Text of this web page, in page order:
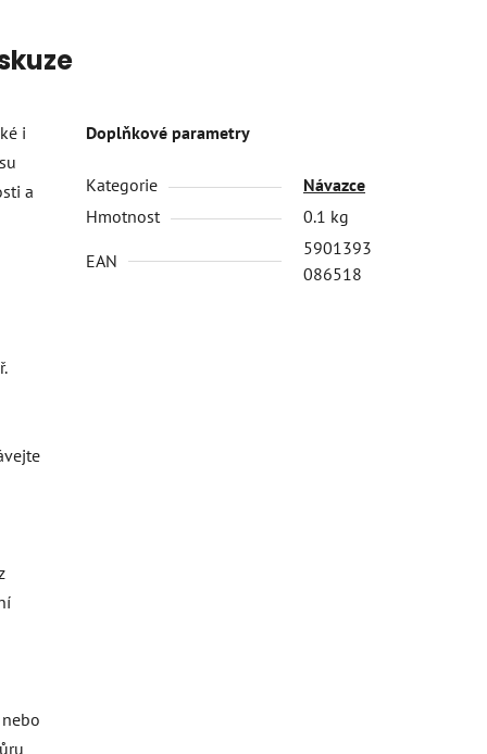
i
a
Doplňkové parametry
Kategorie
Návazce
Hmotnost
0.1 kg
EAN
5901393
086518